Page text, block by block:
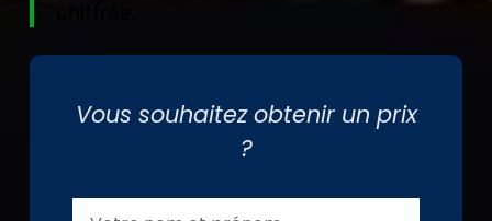
Vous souhaitez obtenir un prix
?